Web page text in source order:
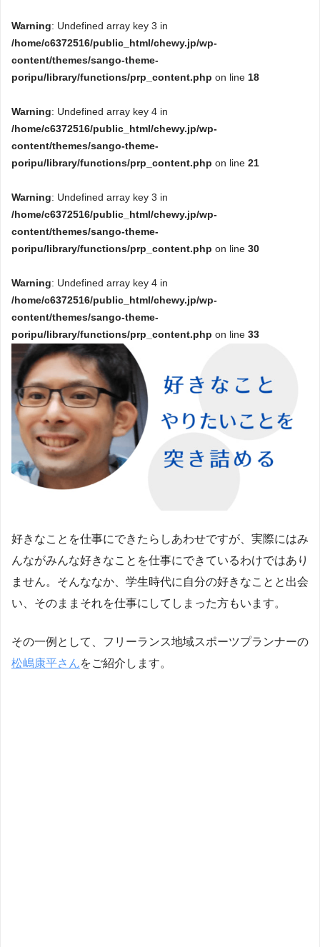
Warning: Undefined array key 3 in
/home/c6372516/public_html/chewy.jp/wp-
content/themes/sango-theme-
poripu/library/functions/prp_content.php on line 18
Warning: Undefined array key 4 in
/home/c6372516/public_html/chewy.jp/wp-
content/themes/sango-theme-
poripu/library/functions/prp_content.php on line 21
Warning: Undefined array key 3 in
/home/c6372516/public_html/chewy.jp/wp-
content/themes/sango-theme-
poripu/library/functions/prp_content.php on line 30
Warning: Undefined array key 4 in
/home/c6372516/public_html/chewy.jp/wp-
content/themes/sango-theme-
poripu/library/functions/prp_content.php on line 33
好きなことを仕事にできたらしあわせですが、実際にはみ
んながみんな好きなことを仕事にできているわけではあり
ません。そんななか、学生時代に自分の好きなことと出会
い、そのままそれを仕事にしてしまった方もいます。
その一例として、フリーランス地域スポーツプランナーの
松嶋康平さんをご紹介します。